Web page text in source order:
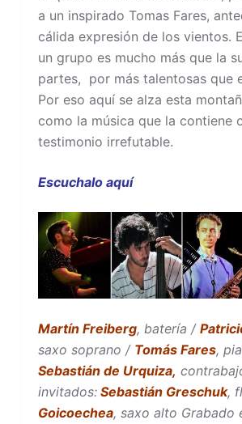
a un inspirado Tomas Fares,
cálida expresión de los vientos.
un grupo es mucho más que la
partes, por más talentosas que
Por eso aquí se alza esta
como la música que la contiene
testimonio irrefutable.
Escuchalo aquí
Martín Freiberg, batería /
saxo soprano / Tomás Fares,
Sebastián de Urquiza,
invitados:Sebastián Greschuk,
Goicoechea, saxo alto Grabado